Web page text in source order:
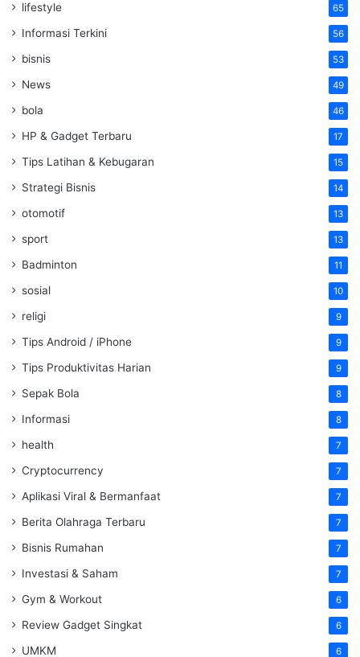
lifestyle 65
Informasi Terkini 56
bisnis 53
News 49
bola 46
HP & Gadget Terbaru 17
Tips Latihan & Kebugaran 15
Strategi Bisnis 14
otomotif 13
sport 13
Badminton 11
sosial 10
religi 9
Tips Android / iPhone 9
Tips Produktivitas Harian 9
Sepak Bola 8
Informasi 8
health 7
Cryptocurrency 7
Aplikasi Viral & Bermanfaat 7
Berita Olahraga Terbaru 7
Bisnis Rumahan 7
Investasi & Saham 7
Gym & Workout 6
Review Gadget Singkat 6
UMKM 6